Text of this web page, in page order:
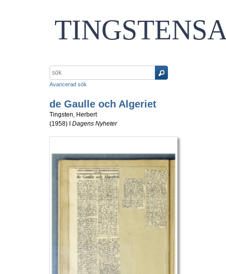
Avancerad sök
de Gaulle och Algeriet
Tingsten, Herbert
(1958) I Dagens Nyheter